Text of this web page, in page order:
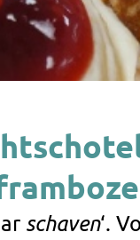
schaven‘.